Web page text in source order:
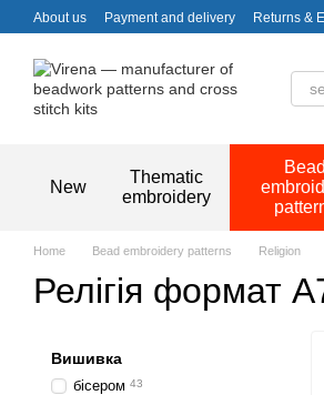
Skip to main content
About us Payment and delivery Returns &
New
Thematic
embroidery
Bead
Home Bead embroidery patterns Religion
Релігія формат
Вишивка
бісером 43